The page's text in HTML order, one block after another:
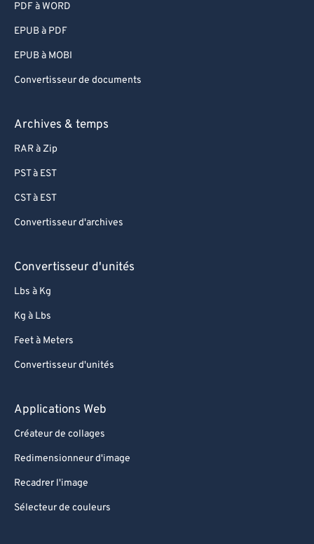
PDF à WORD
EPUB à PDF
EPUB à MOBI
Convertisseur de documents
Archives & temps
RAR à Zip
PST à EST
CST à EST
Convertisseur d'archives
Convertisseur d'unités
Lbs à Kg
Kg à Lbs
Feet à Meters
Convertisseur d'unités
Applications Web
Créateur de collages
Redimensionneur d'image
Recadrer l'image
Sélecteur de couleurs